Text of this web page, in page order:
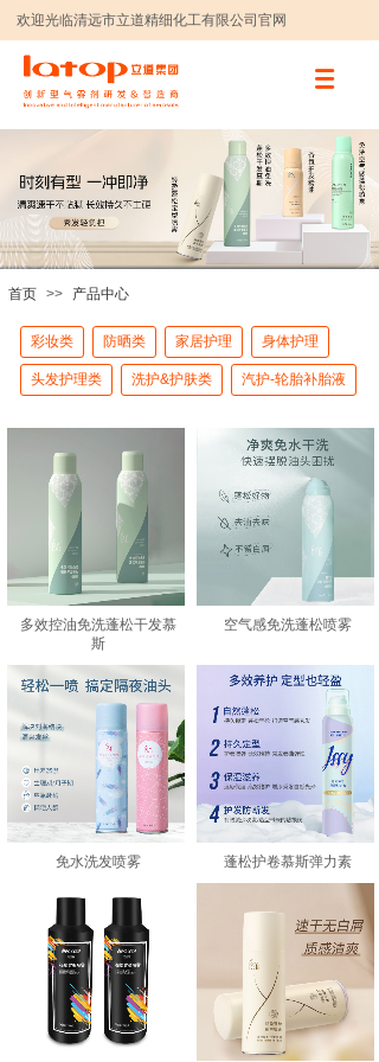
欢迎光临清远市立道精细化工有限公司官网
首页 >> 产品中心
彩妆类 防晒类 家居护理 身体护理
头发护理类 洗护&护肤类 汽护-轮胎补胎液
多效控油免洗蓬松干发慕
斯
空气感免洗蓬松喷雾
免水洗发喷雾 蓬松护卷慕斯弹力素